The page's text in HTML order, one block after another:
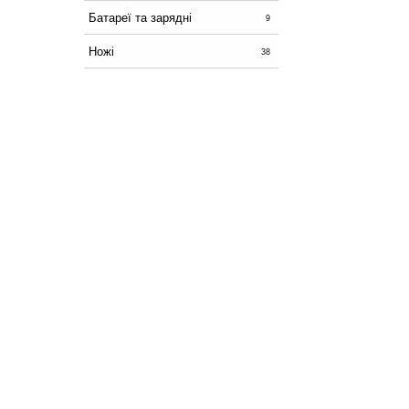
Батареї та зарядні 9
Ножі 38